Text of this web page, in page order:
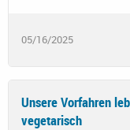
05/16/2025
Unsere Vorfahren
vegetarisch